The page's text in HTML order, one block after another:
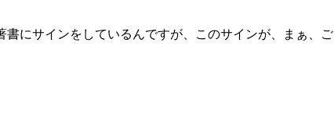
にサインをしているんですが、このサインが、まぁ、